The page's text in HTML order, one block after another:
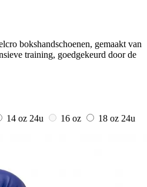
bokshandschoenen, gemaakt van
training, goedgekeurd door de
14 oz 24u 16 oz 18 oz 24u